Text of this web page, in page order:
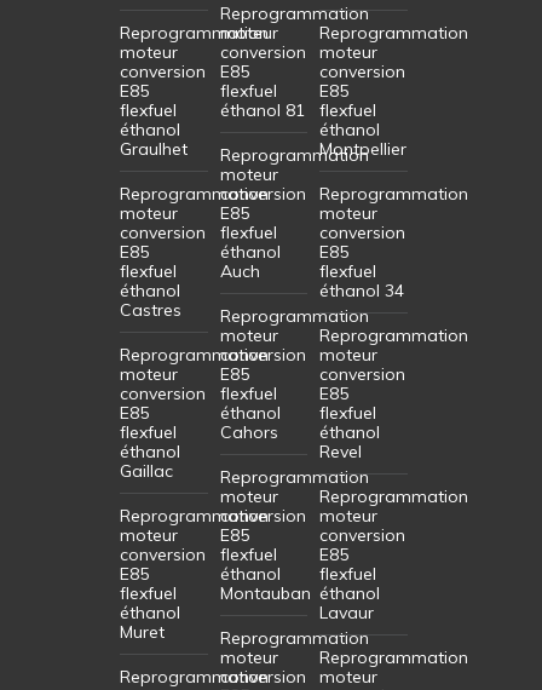
Reprogrammation
moteur
conversion
E85
flexfuel
éthanol
Graulhet
Reprogrammation
moteur
conversion
E85
flexfuel
éthanol
Castres
Reprogrammation
moteur
conversion
E85
flexfuel
éthanol
Gaillac
Reprogrammation
moteur
conversion
E85
flexfuel
éthanol
Muret
Reprogrammation
Reprogrammation
moteur
conversion
E85
flexfuel
éthanol 81
Reprogrammation
moteur
conversion
E85
flexfuel
éthanol
Auch
Reprogrammation
moteur
conversion
E85
flexfuel
éthanol
Cahors
Reprogrammation
moteur
conversion
E85
flexfuel
éthanol
Montauban
Reprogrammation
moteur
conversion
Reprogrammation
moteur
conversion
E85
flexfuel
éthanol
Montpellier
Reprogrammation
moteur
conversion
E85
flexfuel
éthanol 34
Reprogrammation
moteur
conversion
E85
flexfuel
éthanol
Revel
Reprogrammation
moteur
conversion
E85
flexfuel
éthanol
Lavaur
Reprogrammation
moteur